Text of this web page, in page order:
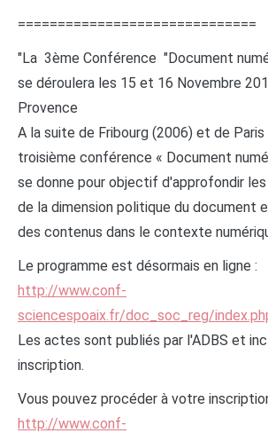
==============================
"La 3ème Conférence "Document
se déroulera les 15 et 16 Novembre
Provence
A la suite de Fribourg (2006) et de Paris
troisième conférence « Document
se donne pour objectif d'approfondir
de la dimension politique du document
des contenus dans le contexte
Le programme est désormais en ligne :
http://www.conf-
sciencespoaix.fr/doc_soc_reg/
Les actes sont publiés par l'ADBS et
inscription.
Vous pouvez procéder à votre
http://www.conf-